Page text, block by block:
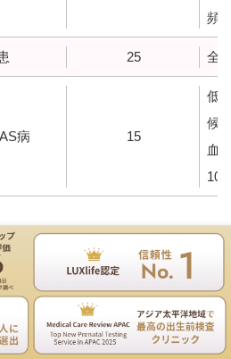
頻
25 全
病 15
低
候
血
定可能な骨系統疾患をき
syndrome, classic エーラス・
遺伝カウンセリングは無料
ご予約